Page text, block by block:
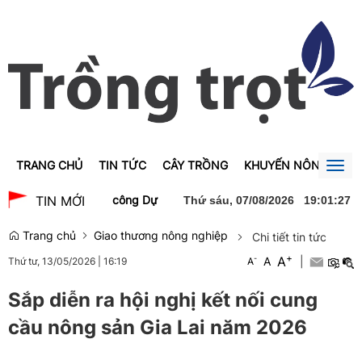
TRANG CHỦ TIN TỨC CÂY TRỒNG KHUYẾN NÔNG
TIN MỚI
Trà dự lễ khởi công Dự án xây dựng Trường Trung học phổ thông
Thứ sáu, 07/08/2026 19:01:28
Trang chủ Giao thương nông nghiệp Chi tiết tin tức
Thứ tư, 13/05/2026 16:19 A- A A+
Sắp diễn ra hội nghị kết nối cung
cầu nông sản Gia Lai năm 2026